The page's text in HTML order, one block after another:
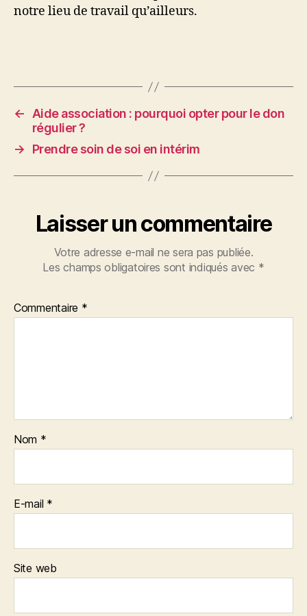
notre lieu de travail qu’ailleurs.
←
Aide association : pourquoi opter pour le don
régulier ?
→
Prendre soin de soi en intérim
Laisser un commentaire
Votre adresse e-mail ne sera pas publiée.
Les champs obligatoires sont indiqués avec *
Commentaire *
Nom *
E-mail *
Site web